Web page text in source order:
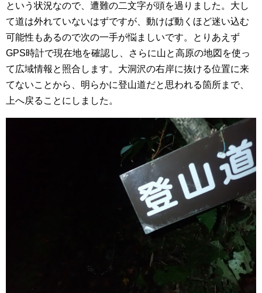
という状況なので、遭難の二文字が頭を過りました。大し
て道は外れていないはずですが、動けば動くほど迷い込む
可能性もあるので次の一手が悩ましいです。とりあえず
GPS時計で現在地を確認し、さらに山と高原の地図を使っ
て広域情報と照合します。大洞沢の右岸に抜ける位置に来
てないことから、明らかに登山道だと思われる箇所まで、
上へ戻ることにしました。